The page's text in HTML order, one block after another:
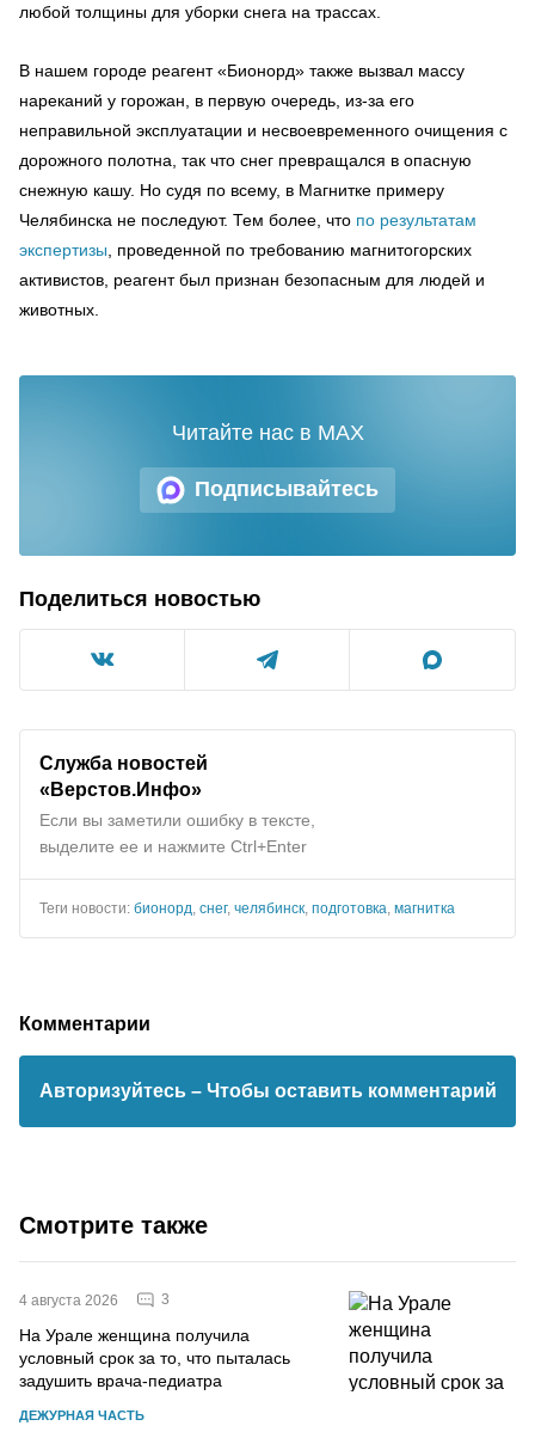
любой толщины для уборки снега на трассах.
В нашем городе реагент «Бионорд» также вызвал массу
нареканий у горожан, в первую очередь, из-за его
неправильной эксплуатации и несвоевременного очищения с
дорожного полотна, так что снег превращался в опасную
снежную кашу. Но судя по всему, в Магнитке примеру
Челябинска не последуют. Тем более, что по результатам
экспертизы , проведенной по требованию магнитогорских
активистов, реагент был признан безопасным для людей и
животных.
Подписывайтесь
Читайте нас в MAX
Поделиться новостью
Служба новостей
«Верстов.Инфо»
Если вы заметили ошибку в тексте,
выделите ее и нажмите Ctrl+Enter
Теги новости: бионорд снег, челябинск подготовка магнитка
Комментарии
Авторизуйтесь – Чтобы оставить комментарий
Смотрите также
4 августа 2026 3
На Урале женщина получила
условный срок за то, что пыталась
задушить врача-педиатра
ДЕЖУРНАЯ ЧАСТЬ